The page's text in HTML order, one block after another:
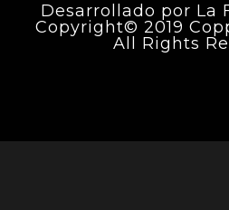
Desarrollado por La
Copyright© 2019
All Rights